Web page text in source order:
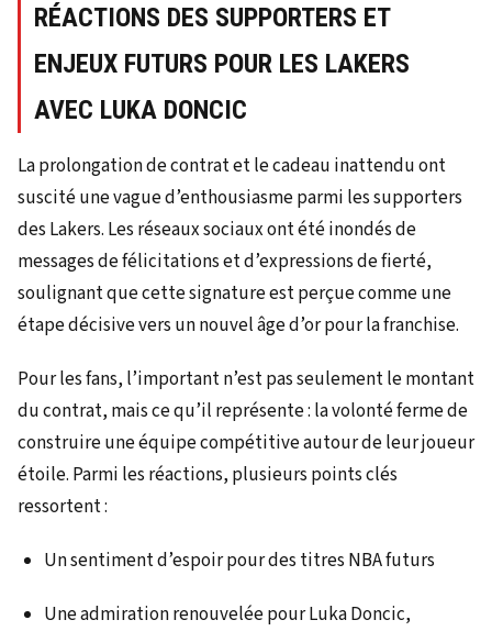
RÉACTIONS DES SUPPORTERS ET
ENJEUX FUTURS POUR LES LAKERS
AVEC LUKA DONCIC
La prolongation de contrat et le cadeau inattendu ont
suscité une vague d’enthousiasme parmi les supporters
des Lakers. Les réseaux sociaux ont été inondés de
messages de félicitations et d’expressions de fierté,
soulignant que cette signature est perçue comme une
étape décisive vers un nouvel âge d’or pour la franchise.
Pour les fans, l’important n’est pas seulement le montant
du contrat, mais ce qu’il représente : la volonté ferme de
construire une équipe compétitive autour de leur joueur
étoile. Parmi les réactions, plusieurs points clés
ressortent :
Un sentiment d’espoir pour des titres NBA futurs
Une admiration renouvelée pour Luka Doncic,